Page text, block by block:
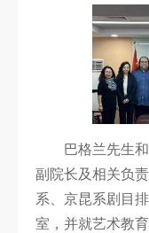
巴格兰先生
副院长及相关负
系、京昆系剧目
室，并就艺术教